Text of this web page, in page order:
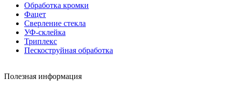
Обработка кромки
Фацет
Сверление стекла
УФ-склейка
Триплекс
Пескоструйная обработка
Полезная информация